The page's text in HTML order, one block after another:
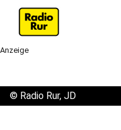
Anzeige
© Radio Rur, JD